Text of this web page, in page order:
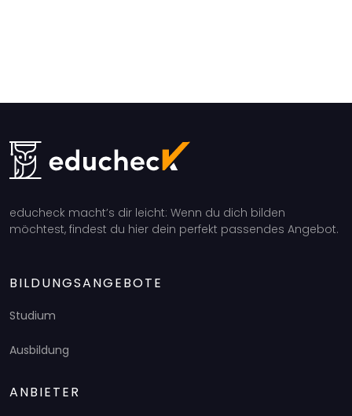
educheck macht’s dir leicht: Wenn du dich bilden
möchtest, findest du hier dein perfekt passendes Angebot.
BILDUNGSANGEBOTE
Studium
Ausbildung
ANBIETER